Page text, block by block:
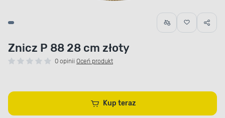
Znicz P 88 28 cm złoty
0 opinii Oceń produkt
Kup teraz